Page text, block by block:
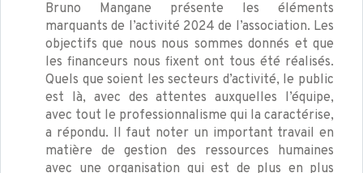
Bruno Mangane présente les éléments
marquants de l’activité 2024 de l’association. Les
objectifs que nous nous sommes donnés et que
les financeurs nous fixent ont tous été réalisés.
Quels que soient les secteurs d’activité, le public
est là, avec des attentes auxquelles l’équipe,
avec tout le professionnalisme qui la caractérise,
a répondu. Il faut noter un important travail en
matière de gestion des ressources humaines
avec une organisation qui est de plus en plus